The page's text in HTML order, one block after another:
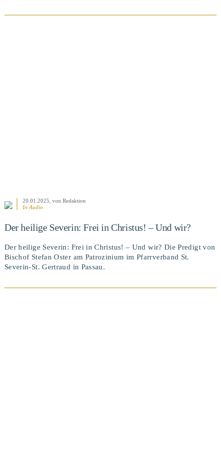
20.01.2025 , von Redaktion
In Audio
Der heilige Severin: Frei in Christus! – Und wir?
Der heilige Severin: Frei in Christus! – Und wir? Die Predigt von
Bischof Stefan Oster am Patrozinium im Pfarrverband St.
Severin-St. Gertraud in Passau.